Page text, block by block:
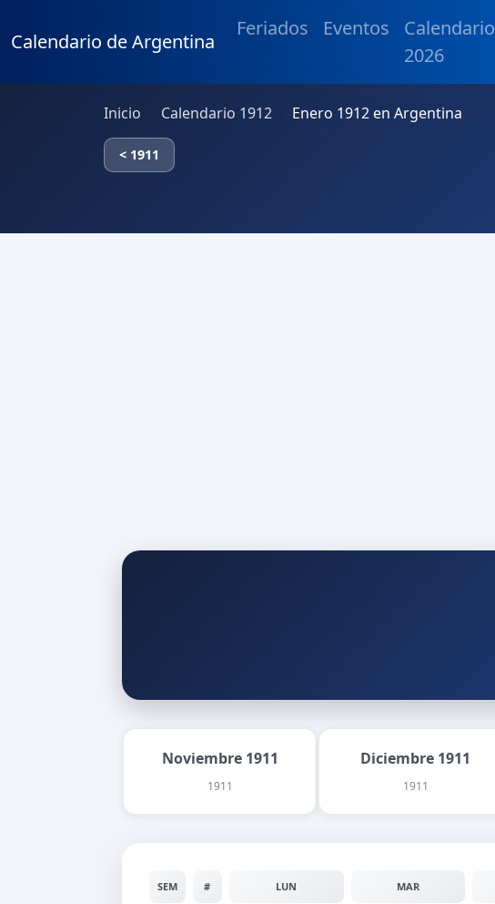
Calendario de Argentina
Feriados Eventos
Calendario
2026
Inicio Calendario 1912 Enero 1912 en Argentina
< 1911
Noviembre 1911
1911
Diciembre 1911
1911
SEM # LUN MAR